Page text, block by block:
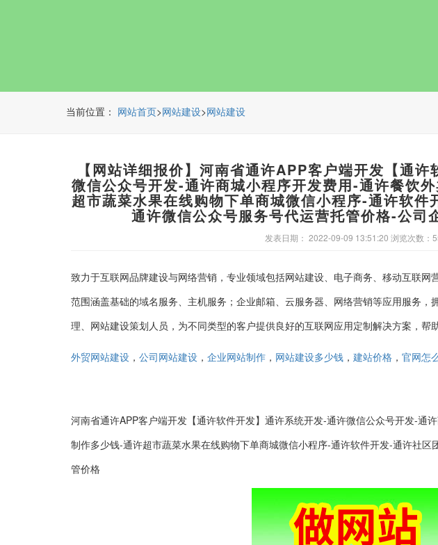
当前位置： 网站首页> 网站建设> 网站建设
【网站详细报价】河南省通许APP客户端开发【通
微信公众号开发-通许商城小程序开发费用-通许餐饮
超市蔬菜水果在线购物下单商城微信小程序-通许软
通许微信公众号服务号代运营托管价格-公司
发表日期： 2022-09-09 13:51:20 浏览次数：
致力于互联网品牌建设与网络营销，专业领域包括网站建设、电子商务、移动互联网
范围涵盖基础的域名服务、主机服务；企业邮箱、云服务器、网络营销等应用服务，
理、网站建设策划人员，为不同类型的客户提供良好的互联网应用定制解决方案，帮
外贸网站建设 ， 公司网站建设 ， 企业网站制作 ， 网站建设多少钱 ， 建站价格 ， 官网怎
河南省通许APP客户端开发【通许软件开发】通许系统开发-通许微信公众号开发-通
制作多少钱-通许超市蔬菜水果在线购物下单商城微信小程序-通许软件开发-通许社
管价格